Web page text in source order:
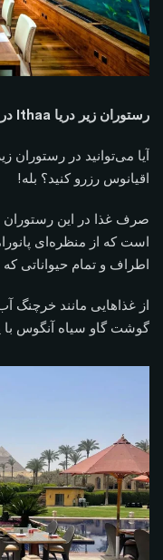
رستوران زیر دریا Ithaa در جزیره Rangali، مالدیو
اقیانوس رزرو کنید؟ بله!
صرف غذا در این رستوران
اطراف و تمام حیواناتی
از غذاهایی مانند خرچنگ
گوشت گاو سیاه آنگوس با